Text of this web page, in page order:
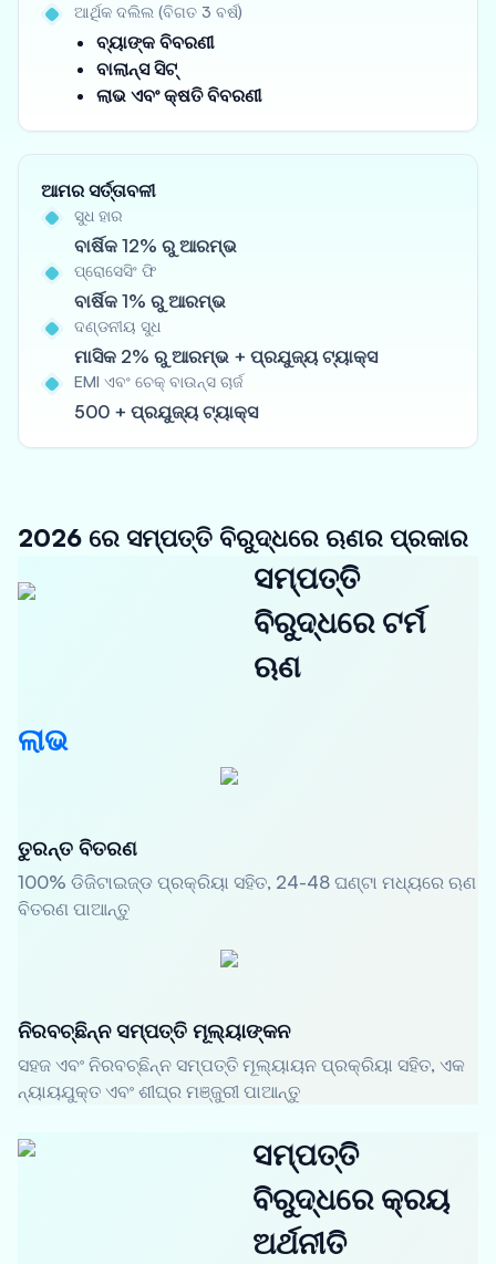
ଆର୍ଥିକ ଦଲିଲ (ବିଗତ 3 ବର୍ଷ)
ବ୍ୟାଙ୍କ ବିବରଣୀ
ବାଲାନ୍ସ ସିଟ୍
ଲାଭ ଏବଂ କ୍ଷତି ବିବରଣୀ
ଆମର ସର୍ତ୍ତାବଳୀ
ସୁଧ ହାର
ବାର୍ଷିକ 12% ରୁ ଆରମ୍ଭ
ପ୍ରୋସେସିଂ ଫି
ବାର୍ଷିକ 1% ରୁ ଆରମ୍ଭ
ଦଣ୍ଡନୀୟ ସୁଧ
ମାସିକ 2% ରୁ ଆରମ୍ଭ + ପ୍ରଯୁଜ୍ୟ ଟ୍ୟାକ୍ସ
EMI ଏବଂ ଚେକ୍ ବାଉନ୍ସ ଚାର୍ଜ
500 + ପ୍ରଯୁଜ୍ୟ ଟ୍ୟାକ୍ସ
2026 ରେ ସମ୍ପତ୍ତି ବିରୁଦ୍ଧରେ ଋଣର ପ୍ରକାର
ସମ୍ପତ୍ତି
ବିରୁଦ୍ଧରେ ଟର୍ମ
ଋଣ
ଲାଭ
ତୁରନ୍ତ ବିତରଣ
100% ଡିଜିଟାଇଜ୍ଡ ପ୍ରକ୍ରିୟା ସହିତ, 24-48 ଘଣ୍ଟା ମଧ୍ୟରେ ଋଣ
ବିତରଣ ପାଆନ୍ତୁ
ନିରବଚ୍ଛିନ୍ନ ସମ୍ପତ୍ତି ମୂଲ୍ୟାଙ୍କନ
ସହଜ ଏବଂ ନିରବଚ୍ଛିନ୍ନ ସମ୍ପତ୍ତି ମୂଲ୍ୟାୟନ ପ୍ରକ୍ରିୟା ସହିତ, ଏକ
ନ୍ୟାୟଯୁକ୍ତ ଏବଂ ଶୀଘ୍ର ମଞ୍ଜୁରୀ ପାଆନ୍ତୁ
ସମ୍ପତ୍ତି
ବିରୁଦ୍ଧରେ କ୍ରୟ
ଅର୍ଥନୀତି